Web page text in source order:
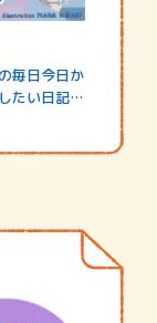
毎日今日か
したい日記